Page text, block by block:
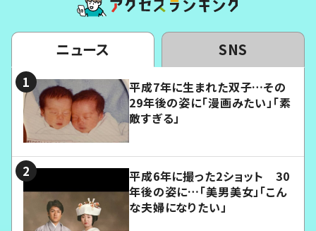
ニュース SNS
平成7年に生まれた双子…その
29年後の姿に「漫画みたい」「素
敵すぎる」
平成6年に撮った2ショット 30
年後の姿に…「美男美女」「こん
な夫婦になりたい」